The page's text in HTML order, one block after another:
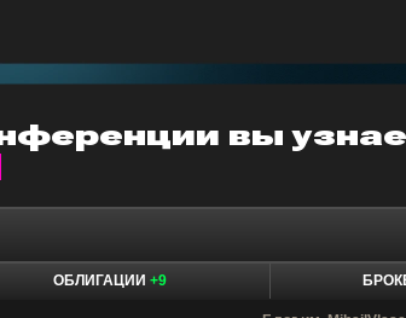
ОБЛИГАЦИИ +9